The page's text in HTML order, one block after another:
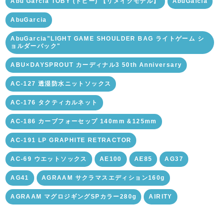
AbuGarcia
AbuGarcia"LIGHT GAME SHOULDER BAG ライトゲーム シ
ョルダーバック"
ABU×DAYSPROUT カーディナル3 50th Anniversary
AC-127 透湿防水ニットソックス
AC-176 タクティカルネット
AC-186 カーブフォーセップ 140mm &125mm
AC-191 LP GRAPHITE RETRACTOR
AC-69 ウエットソックス AE100 AE85 AG37
AG41 AGRAAM サクラマスエディション160g
AGRAAM マグロジギングSPカラー280g AIRITY